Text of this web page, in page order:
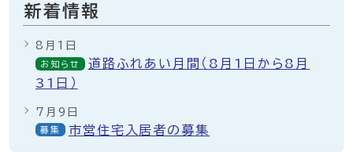
新着情報
8月1日
お知らせ
道路ふれあい月間（8月1日から8月
31日）
7月9日
募集 市営住宅入居者の募集